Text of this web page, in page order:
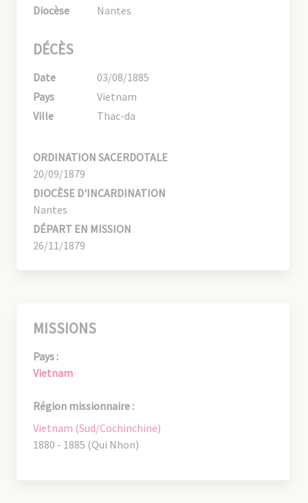
Diocèse
Nantes
DÉCÈS
Date
03/08/1885
Pays
Vietnam
Ville
Thac-da
ORDINATION SACERDOTALE
20/09/1879
DIOCÈSE D'INCARDINATION
Nantes
DÉPART EN MISSION
26/11/1879
MISSIONS
Pays :
Vietnam
Région missionnaire :
Vietnam (Sud/Cochinchine)
1880 - 1885 (Qui Nhon)